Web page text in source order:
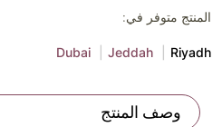
المنتج متوفر في:
Riyadh
Jeddah
Dubai
وصف المنتج